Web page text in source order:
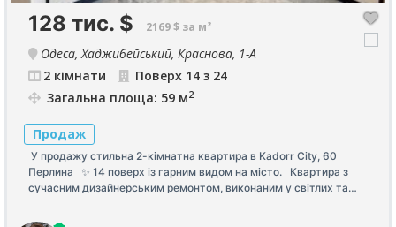
128 тис. $ 2169 $ за м²
Одеса, Хаджибейський, Краснова, 1-А
2 кімнати
Поверх 14 з 24
Загальна площа: 59 м2
Продаж
У продажу стильна 2-кімнатна квартира в Kadorr City, 60
Перлина ✨ 14 поверх із гарним видом на місто. Квартира з
сучасним дизайнерським ремонтом, виконаним у світлих та
комфортного життя: ✔️ Простора спальня ✔️ Дитяча кімната ✔️